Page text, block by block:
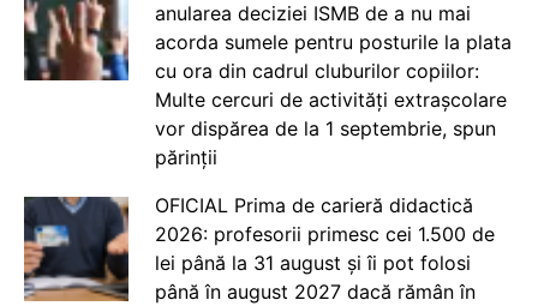
anularea deciziei ISMB de a nu mai
acorda sumele pentru posturile la plata
cu ora din cadrul cluburilor copiilor:
Multe cercuri de activități extrașcolare
vor dispărea de la 1 septembrie, spun
părinții
OFICIAL Prima de carieră didactică
2026: profesorii primesc cei 1.500 de
lei până la 31 august și îi pot folosi
până în august 2027 dacă rămân în